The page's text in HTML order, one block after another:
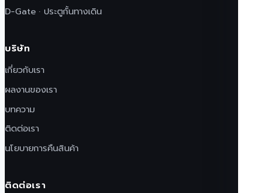
D-Gate · ประตูกั้นทางเดิน
บริษัท
เกี่ยวกับเรา
ผลงานของเรา
บทความ
ติดต่อเรา
นโยบายการคืนสินค้า
ติดต่อเรา